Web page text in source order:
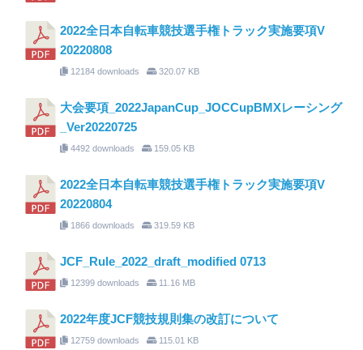
2022全日本自転車競技選手権トラック実施要項V
20220808
12184 downloads 320.07 KB
大会要項_2022JapanCup_JOCCupBMXレーシング
_Ver20220725
4492 downloads 159.05 KB
2022全日本自転車競技選手権トラック実施要項V
20220804
1866 downloads 319.59 KB
JCF_Rule_2022_draft_modified 0713
12399 downloads 11.16 MB
2022年度JCF競技規則集の改訂について
12759 downloads 115.01 KB